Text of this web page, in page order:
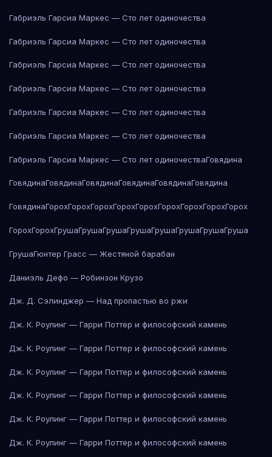
Габриэль Гарсиа Маркес — Сто лет одиночества
Габриэль Гарсиа Маркес — Сто лет одиночества
Габриэль Гарсиа Маркес — Сто лет одиночества
Габриэль Гарсиа Маркес — Сто лет одиночества
Габриэль Гарсиа Маркес — Сто лет одиночества
Габриэль Гарсиа Маркес — Сто лет одиночества
Габриэль Гарсиа Маркес — Сто лет одиночестваГовядина
ГовядинаГовядинаГовядинаГовядинаГовядинаГовядина
ГовядинаГорохГорохГорохГорохГорохГорохГорохГорохГорох
ГорохГорохГрушаГрушаГрушаГрушаГрушаГрушаГрушаГруша
ГрушаГюнтер Грасс — Жестяной барабан
Даниэль Дефо — Робинзон Крузо
Дж. Д. Сэлинджер — Над пропастью во ржи
Дж. К. Роулинг — Гарри Поттер и философский камень
Дж. К. Роулинг — Гарри Поттер и философский камень
Дж. К. Роулинг — Гарри Поттер и философский камень
Дж. К. Роулинг — Гарри Поттер и философский камень
Дж. К. Роулинг — Гарри Поттер и философский камень
Дж. К. Роулинг — Гарри Поттер и философский камень